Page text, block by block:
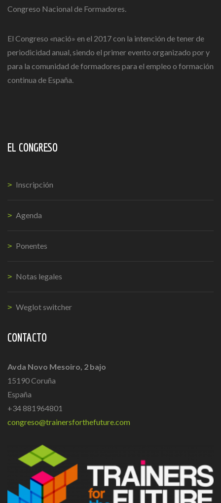
Congreso Nacional de Formadores.
El Congreso «nació» en el 2017 con la intención de tener de
periodicidad anual, siendo el primer evento organizado por y
para la comunidad de formadores para el empleo o formación
continua de España.
EL CONGRESO
Inscripción
Agenda
Ponentes
Notas legales
Weglot switcher
CONTACTO
Avda Novo Mesoiro, 2 bajo
15190 Coruña
España
+34 881964801
congreso@trainersforthefuture.com